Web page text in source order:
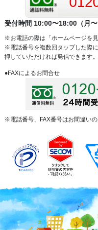
受付時間 10:00〜18:00（月〜
※お電話の際は「ホームページを
※電話番号を複数回タップした際
押していただければ発信できます。
●FAXによるお問合せ
※電話番号、FAX番号はお間違いの